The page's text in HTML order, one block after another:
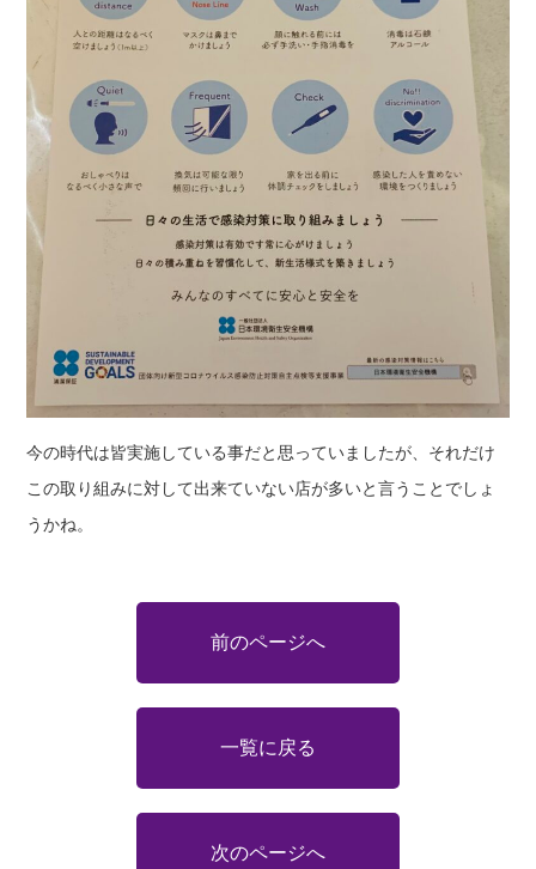
今の時代は皆実施している事だと思っていましたが、それだけ
この取り組みに対して出来ていない店が多いと言うことでしょ
うかね。
前のページへ
一覧に戻る
次のページへ